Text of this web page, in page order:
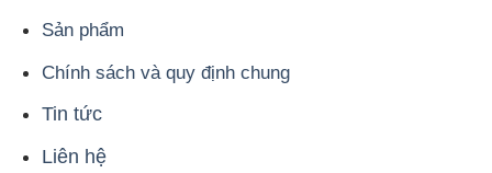
Sản phẩm
Chính sách và quy định chung
Tin tức
Liên hệ